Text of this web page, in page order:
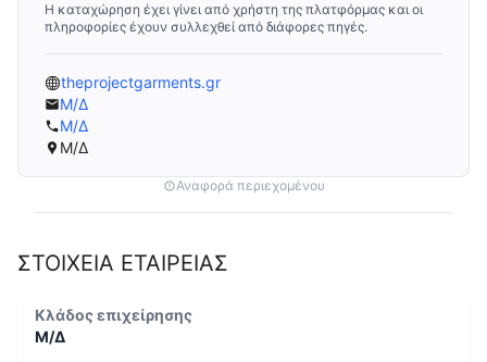
Η καταχώρηση έχει γίνει από χρήστη της πλατφόρμας και οι
πληροφορίες έχουν συλλεχθεί από διάφορες πηγές.
theprojectgarments.gr
Μ/Δ
Μ/Δ
Μ/Δ
Αναφορά περιεχομένου
ΣΤΟΙΧΕΙΑ ΕΤΑΙΡΕΙΑΣ
Κλάδος επιχείρησης
Μ/Δ